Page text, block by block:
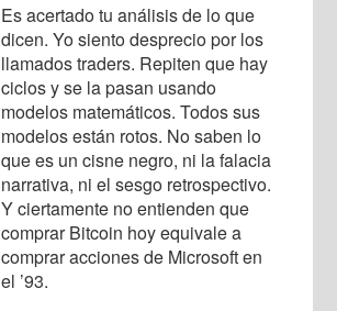
Es acertado tu análisis de lo que
dicen. Yo siento desprecio por los
llamados traders. Repiten que hay
ciclos y se la pasan usando
modelos matemáticos. Todos sus
modelos están rotos. No saben lo
que es un cisne negro, ni la falacia
narrativa, ni el sesgo retrospectivo.
Y ciertamente no entienden que
comprar Bitcoin hoy equivale a
comprar acciones de Microsoft en
el ’93.